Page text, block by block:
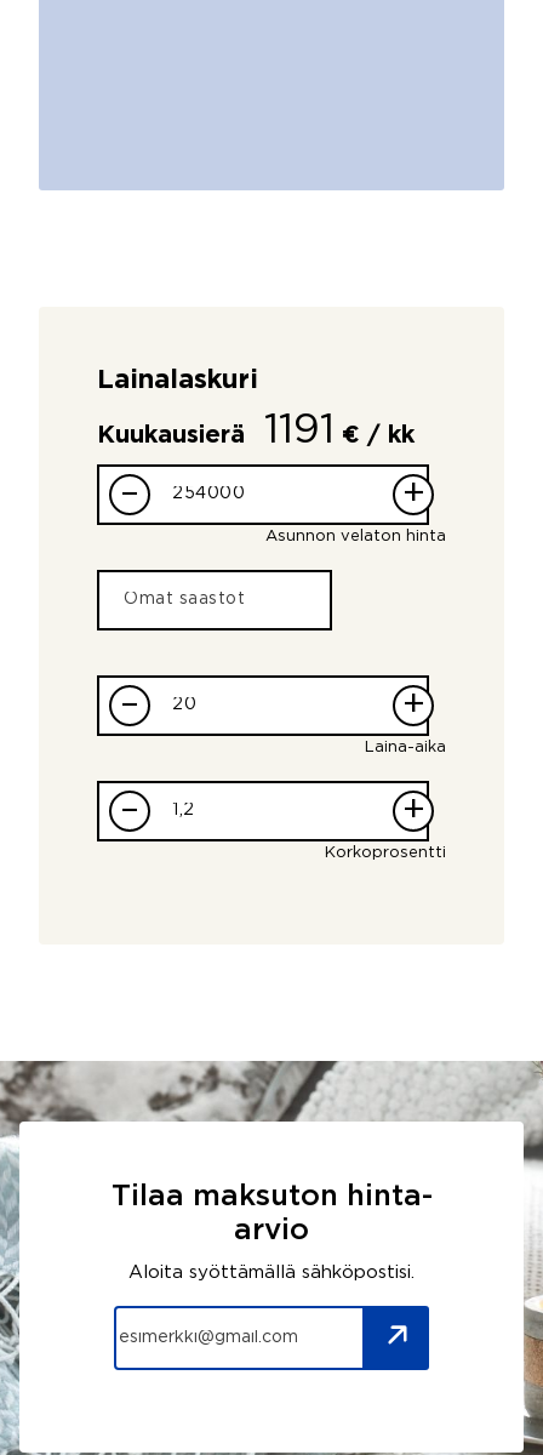
Lainalaskuri
Kuukausierä 1191 € / kk
– +
Asunnon velaton hinta
– +
Laina-aika
– +
Korkoprosentti
Tilaa maksuton hinta-
arvio
Aloita syöttämällä sähköpostisi.